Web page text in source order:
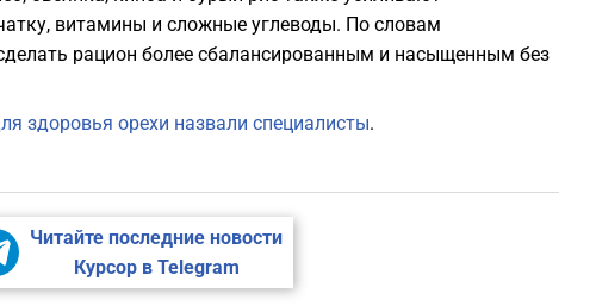
витамины и сложные углеводы. По словам
рацион более сбалансированным и насыщенным без
здоровья орехи назвали специалисты.
Читайте последние новости
Курсор в Telegram